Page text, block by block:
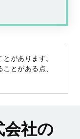
があります。
とがある点、
会社の